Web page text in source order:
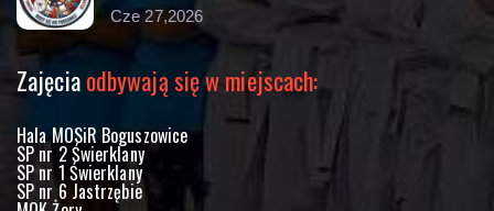
Cze 27,2026
Zajęciaodbywają się w miejscach:
Hala MOSiR Boguszowice
SP nr 2 Świerklany
SP nr 1 Świerklany
SP nr 6 Jastrzębie